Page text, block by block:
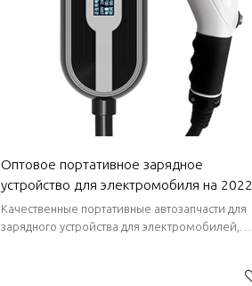
Оптовое портативное зарядное
устройство для электромобиля на 2022
год WuLing | Маленькое и портативное,
безопасное и надежное | Автозапчасти
Качественные портативные автозапчасти для
зарядного устройства для электромобилей,